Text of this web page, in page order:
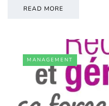
READ MORE
MANAGEMENT